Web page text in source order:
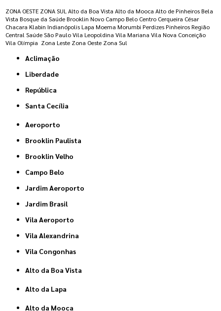
ZONA OESTE ZONA SUL Alto da Boa Vista Alto da Mooca Alto de Pinheiros Bela
Vista Bosque da Saúde Brooklin Novo Campo Belo Centro Cerqueira César
Chacara Klabin Indianópolis Lapa Moema Morumbi Perdizes Pinheiros Região
Central Saúde São Paulo Vila Leopoldina Vila Mariana Vila Nova Conceição
Vila Olímpia Zona Leste Zona Oeste Zona Sul
Aclimação
Liberdade
República
Santa Cecília
Aeroporto
Brooklin Paulista
Brooklin Velho
Campo Belo
Jardim Aeroporto
Jardim Brasil
Vila Aeroporto
Vila Alexandrina
Vila Congonhas
Alto da Boa Vista
Alto da Lapa
Alto da Mooca